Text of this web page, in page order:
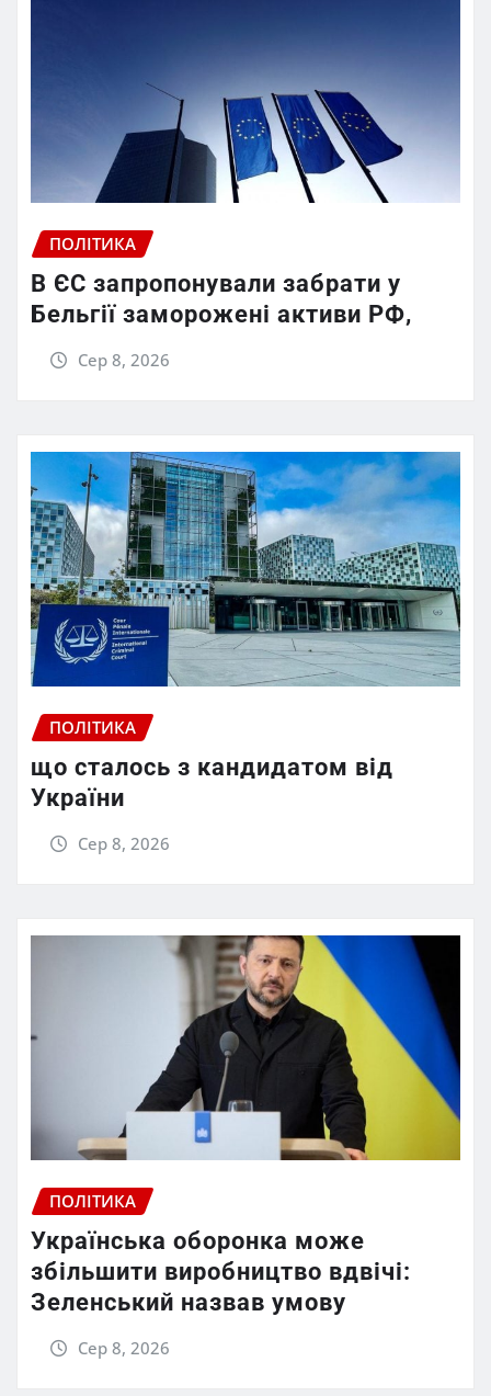
ПОЛІТИКА
В ЄС запропонували забрати у
Бельгії заморожені активи РФ,
Сер 8, 2026
ПОЛІТИКА
що сталось з кандидатом від
України
Сер 8, 2026
ПОЛІТИКА
Українська оборонка може
збільшити виробництво вдвічі:
Зеленський назвав умову
Сер 8, 2026